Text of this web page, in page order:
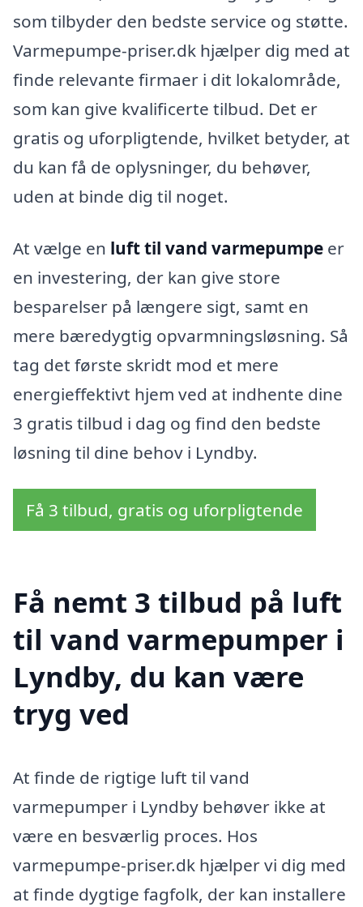
som tilbyder den bedste service og støtte.
Varmepumpe-priser.dk hjælper dig med at
finde relevante firmaer i dit lokalområde,
som kan give kvalificerte tilbud. Det er
gratis og uforpligtende, hvilket betyder, at
du kan få de oplysninger, du behøver,
uden at binde dig til noget.
At vælge en luft til vand varmepumpe er
en investering, der kan give store
besparelser på længere sigt, samt en
mere bæredygtig opvarmningsløsning. Så
tag det første skridt mod et mere
energieffektivt hjem ved at indhente dine
3 gratis tilbud i dag og find den bedste
løsning til dine behov i Lyndby.
Få 3 tilbud, gratis og uforpligtende
Få nemt 3 tilbud på luft
til vand varmepumper i
Lyndby, du kan være
tryg ved
At finde de rigtige luft til vand
varmepumper i Lyndby behøver ikke at
være en besværlig proces. Hos
varmepumpe-priser.dk hjælper vi dig med
at finde dygtige fagfolk, der kan installere